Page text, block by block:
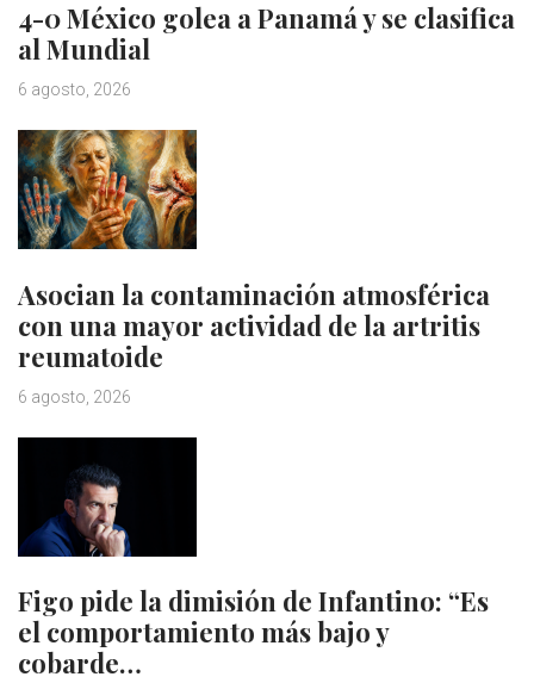
4-0 México golea a Panamá y se clasifica
al Mundial
6 agosto, 2026
Asocian la contaminación atmosférica
con una mayor actividad de la artritis
reumatoide
6 agosto, 2026
Figo pide la dimisión de Infantino: “Es
el comportamiento más bajo y
cobarde…